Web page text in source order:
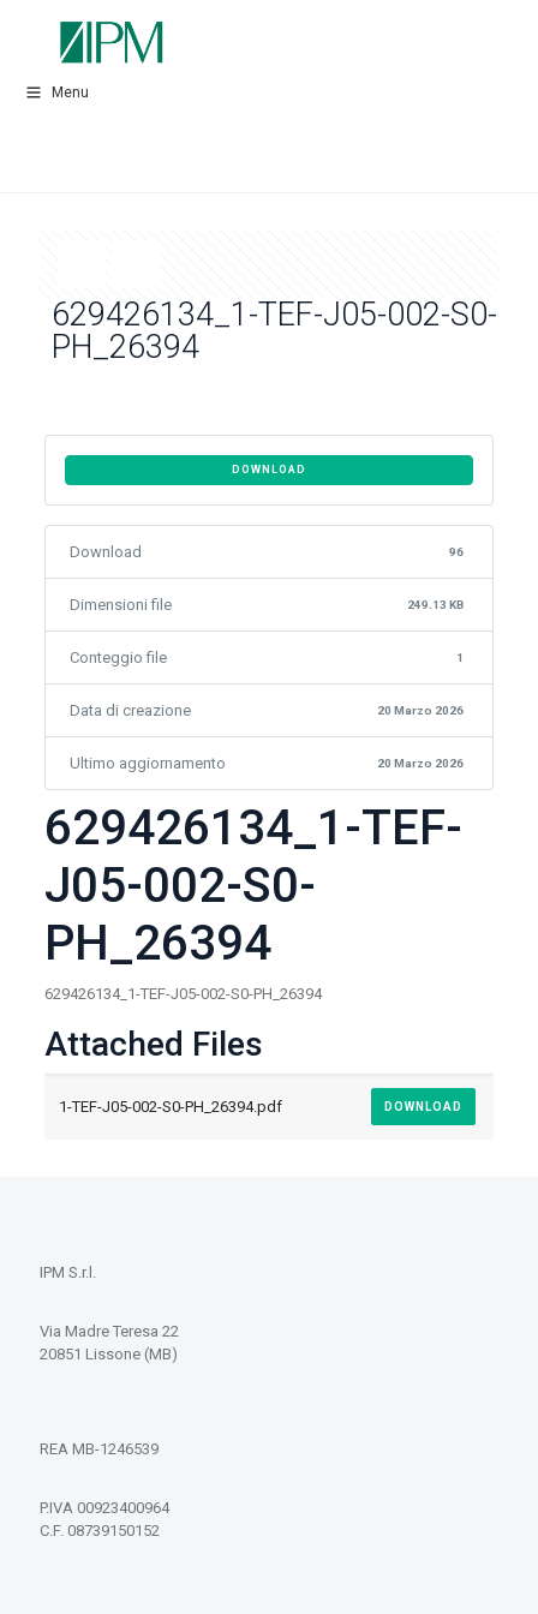
Menu
629426134_1-TEF-J05-002-S0-
PH_26394
DOWNLOAD
Download 96
Dimensioni file 249.13 KB
Conteggio file 1
Data di creazione 20 Marzo 2026
Ultimo aggiornamento 20 Marzo 2026
629426134_1-TEF-
J05-002-S0-
PH_26394
629426134_1-TEF-J05-002-S0-PH_26394
Attached Files
1-TEF-J05-002-S0-PH_26394.pdf DOWNLOAD
IPM S.r.l.
Via Madre Teresa 22
20851 Lissone (MB)
REA MB-1246539
P.IVA 00923400964
C.F. 08739150152